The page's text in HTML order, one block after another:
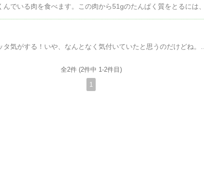
全2件 (2件中 1-2件目)
1